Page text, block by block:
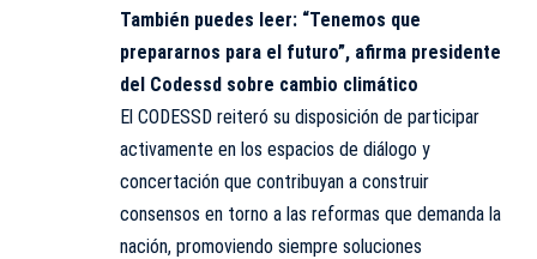
También puedes leer: “Tenemos que
prepararnos para el futuro”, afirma presidente
del Codessd sobre cambio climático
El CODESSD reiteró su disposición de participar
activamente en los espacios de diálogo y
concertación que contribuyan a construir
consensos en torno a las reformas que demanda la
nación, promoviendo siempre soluciones